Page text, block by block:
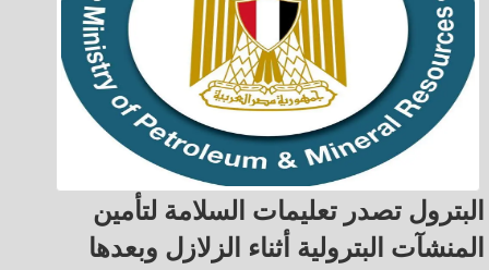
البترول تصدر تعليمات السلامة لتأمين
المنشآت البترولية أثناء الزلازل وبعدها